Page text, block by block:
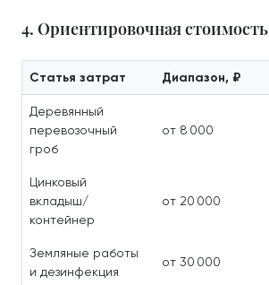
4. Ориентировочная стоимость
Статья затрат Диапазон, ₽
Деревянный
перевозочный
гроб
от 8 000
Цинковый
вкладыш/
контейнер
от 20 000
Земляные работы
и дезинфекция
от 30 000